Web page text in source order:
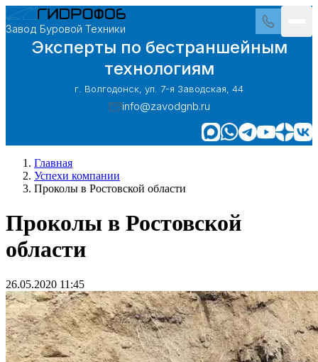
Завод Буровой Техники
Эксперты по бестраншейным
технологиям
г. Волгодонск, ул. 7-я Заводская, 44
info@zavodgnb.ru
Главная
Успехи компании
Проколы в Ростовской области
Проколы в Ростовской
области
26.05.2020 11:45